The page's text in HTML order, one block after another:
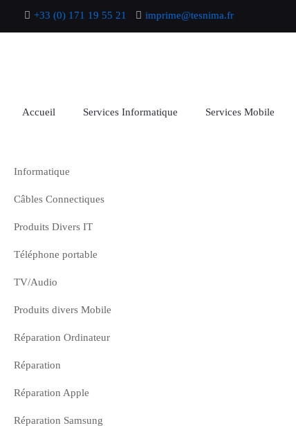
+33 (0) 171 19 55 21 imprime@tesnima.fr
Accueil Services Informatique Services Mobile
Informatique
Câbles Connectiques
Produits Divers IT
Téléphone portable
TV/Audio
Produits divers Mobile
Réparation Ordinateur
Réparation
Réparation Apple
Réparation Samsung